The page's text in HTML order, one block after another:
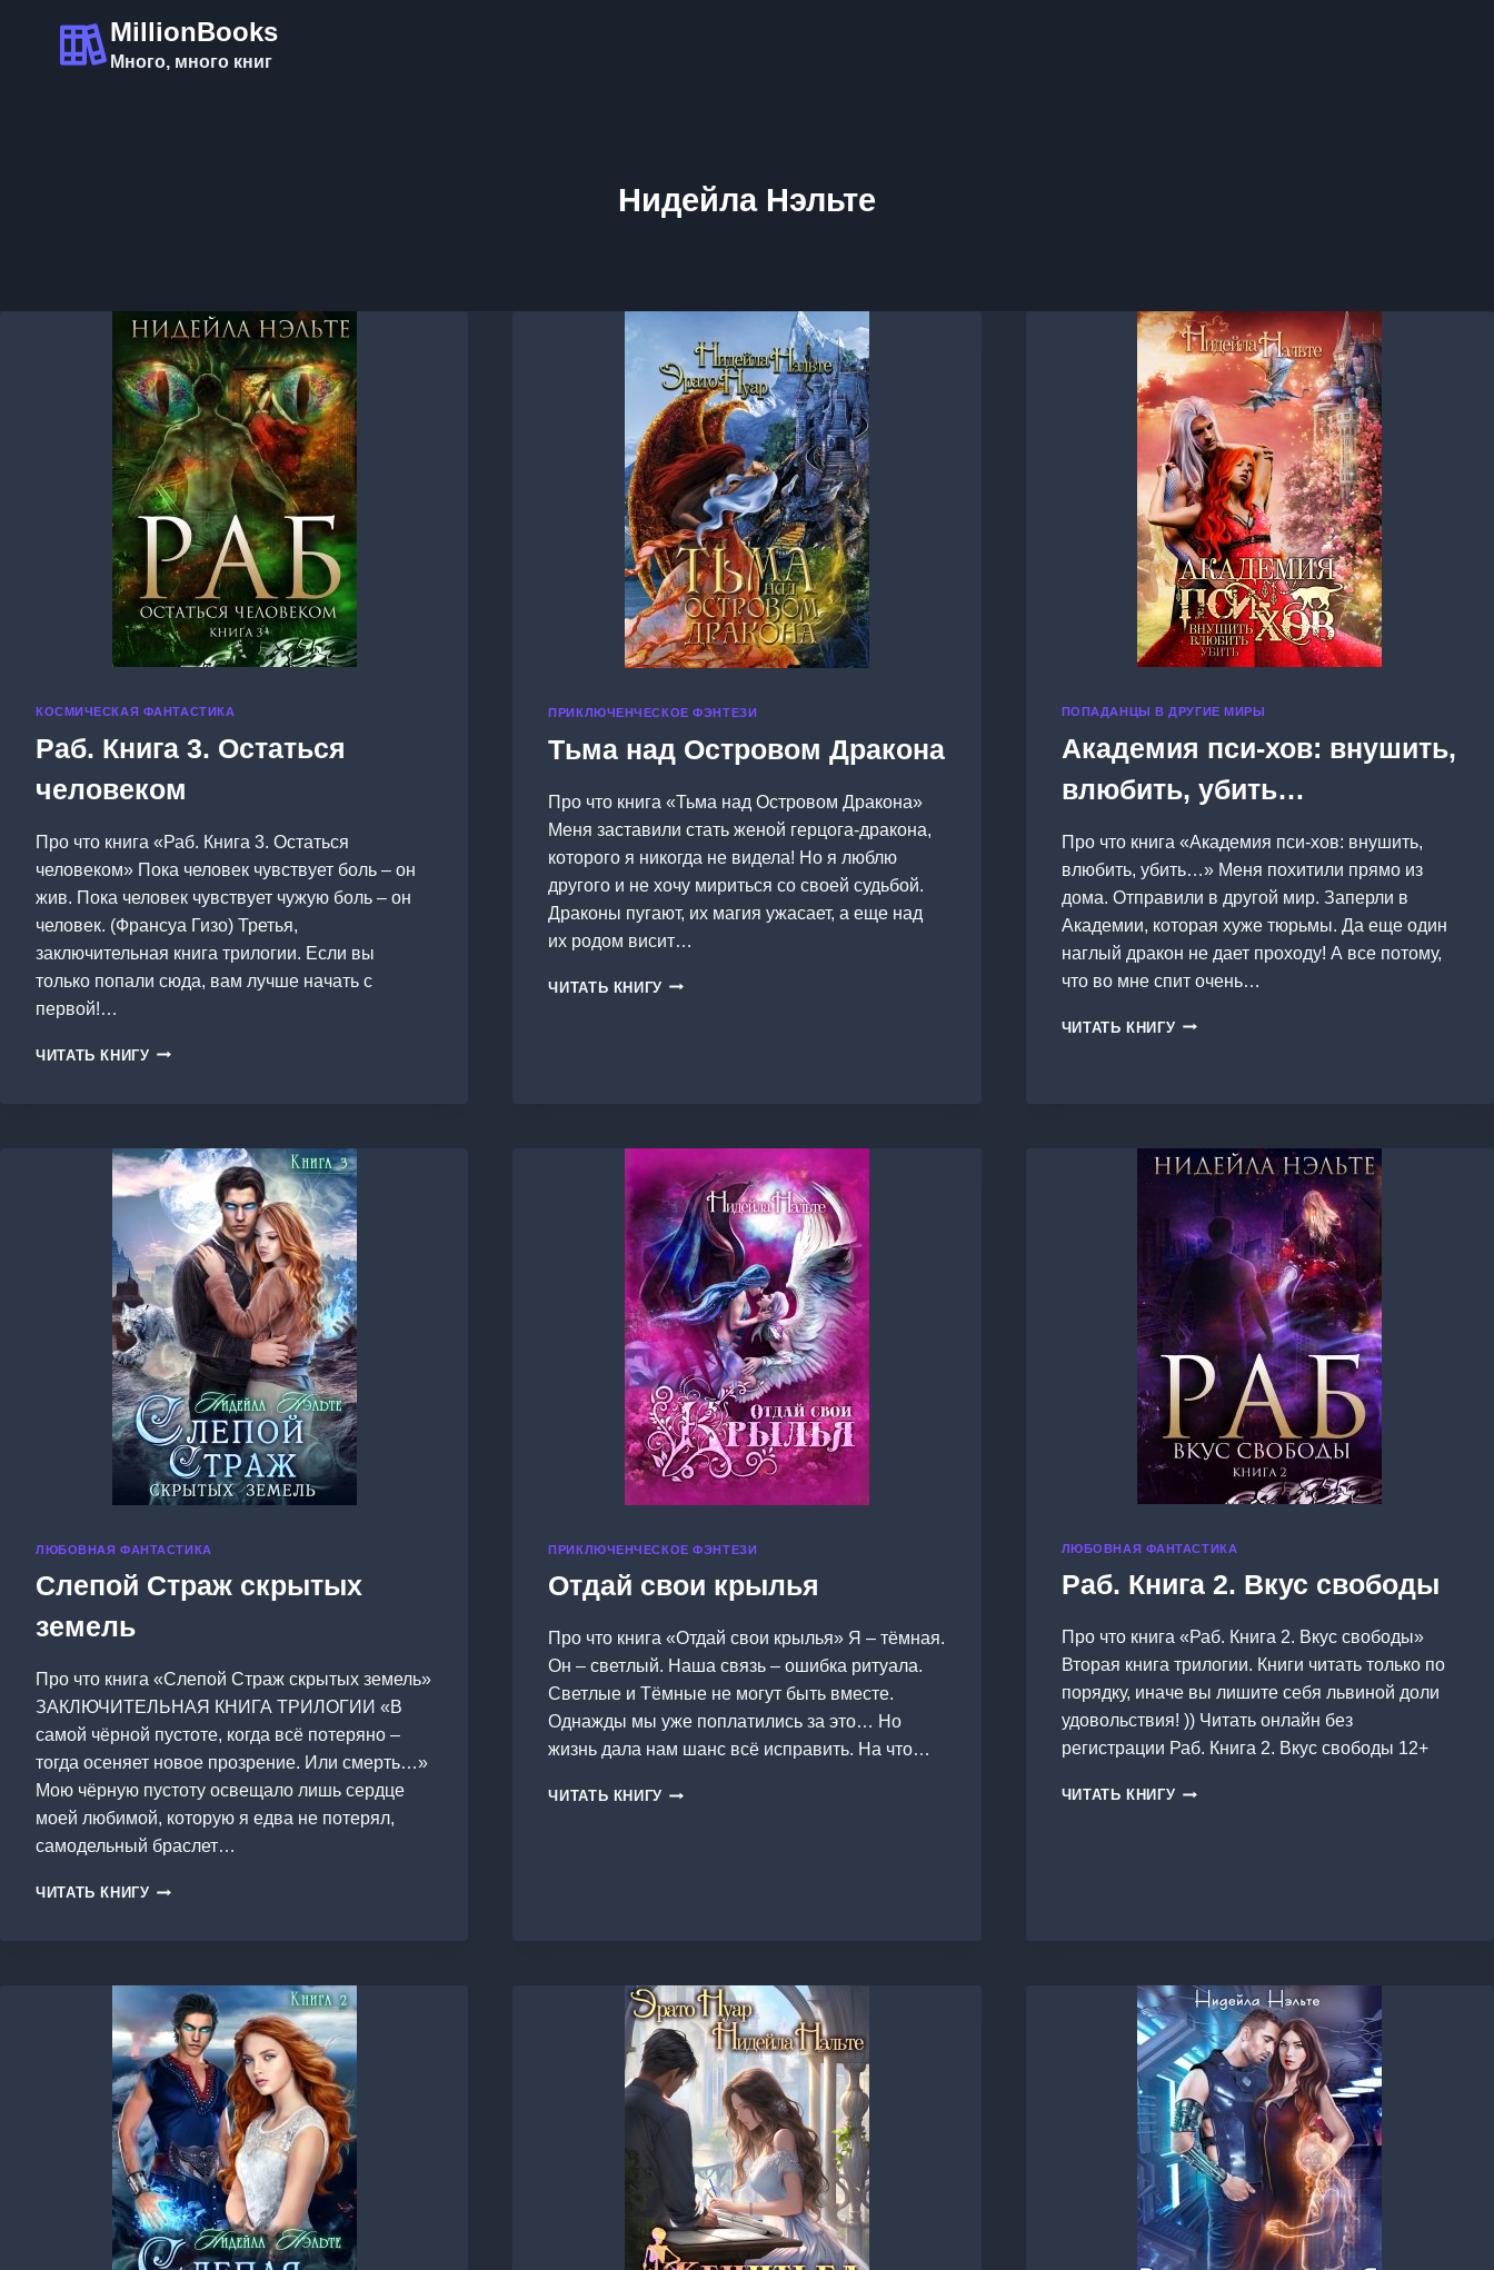
содержимому
MillionBooks
Много, много книг
Нидейла Нэльте
КОСМИЧЕСКАЯ ФАНТАСТИКА
Раб. Книга 3. Остаться
человеком
Про что книга «Раб. Книга 3. Остаться
человеком» Пока человек чувствует боль – он
жив. Пока человек чувствует чужую боль – он
человек. (Франсуа Гизо) Третья,
заключительная книга трилогии. Если вы
только попали сюда, вам лучше начать с
первой!…
ЧИТАТЬ КНИГУ РАБ.
ПРИКЛЮЧЕНЧЕСКОЕ ФЭНТЕЗИ
Тьма над Островом Дракона
Про что книга «Тьма над Островом Дракона»
Меня заставили стать женой герцога-дракона,
которого я никогда не видела! Но я люблю
другого и не хочу мириться со своей судьбой.
Драконы пугают, их магия ужасает, а еще над
их родом висит…
ЧИТАТЬ КНИГУ ТЬМА
ПОПАДАНЦЫ В ДРУГИЕ МИРЫ
Академия пси-хов: внушить,
влюбить, убить…
Про что книга «Академия пси-хов: внушить,
влюбить, убить…» Меня похитили прямо из
дома. Отправили в другой мир. Заперли в
Академии, которая хуже тюрьмы. Да еще один
наглый дракон не дает проходу! А все потому,
что во мне спит очень…
ЧИТАТЬ КНИГУ АКАДЕМИЯ
ЛЮБОВНАЯ ФАНТАСТИКА
Слепой Страж скрытых
земель
Про что книга «Слепой Страж скрытых земель»
ЗАКЛЮЧИТЕЛЬНАЯ КНИГА ТРИЛОГИИ «В
самой чёрной пустоте, когда всё потеряно –
тогда осеняет новое прозрение. Или смерть…»
Мою чёрную пустоту освещало лишь сердце
моей любимой, которую я едва не потерял,
самодельный браслет…
ЧИТАТЬ КНИГУ СЛЕПОЙ
ПРИКЛЮЧЕНЧЕСКОЕ ФЭНТЕЗИ
Отдай свои крылья
Про что книга «Отдай свои крылья» Я – тёмная.
Он – светлый. Наша связь – ошибка ритуала.
Светлые и Тёмные не могут быть вместе.
Однажды мы уже поплатились за это… Но
жизнь дала нам шанс всё исправить. На что…
ЧИТАТЬ КНИГУ ОТДАЙ
ЛЮБОВНАЯ ФАНТАСТИКА
Раб. Книга 2. Вкус свободы
Про что книга «Раб. Книга 2. Вкус свободы»
Вторая книга трилогии. Книги читать только по
порядку, иначе вы лишите себя львиной доли
удовольствия! )) Читать онлайн без
регистрации Раб. Книга 2. Вкус свободы 12+
ЧИТАТЬ КНИГУ РАБ.